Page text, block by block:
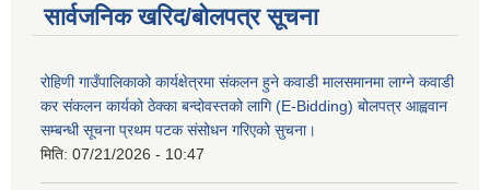
सार्वजनिक खरिद/बोलपत्र सूचना
रोहिणी गाउँपालिकाको कार्यक्षेत्रमा संकलन हुने कवाडी मालसमानमा लाग्ने कवाडी
कर संकलन कार्यको ठेक्का बन्दोवस्तको लागि (E-Bidding) बोलपत्र आह्ववान
सम्बन्धी सूचना प्रथम पटक संसोधन गरिएको सुचना।
मिति: 07/21/2026 - 10:47